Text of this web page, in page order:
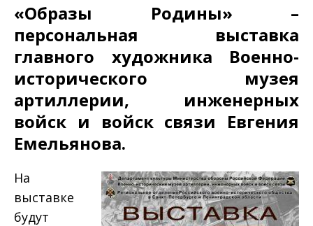
«Образы Родины» –
персональная выставка
главного художника Военно-
исторического музея
артиллерии, инженерных
войск и войск связи Евгения
Емельянова.
На
выставке
будут